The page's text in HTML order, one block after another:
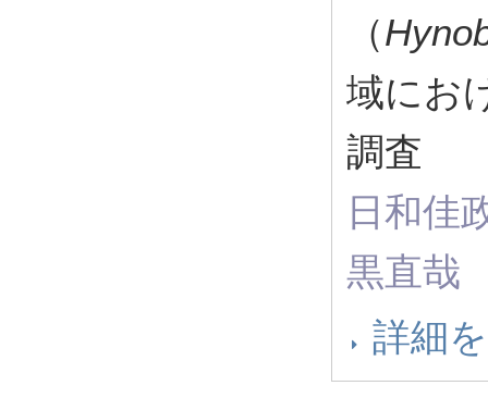
（
域にお
調査
日和佳
黒直哉
詳細